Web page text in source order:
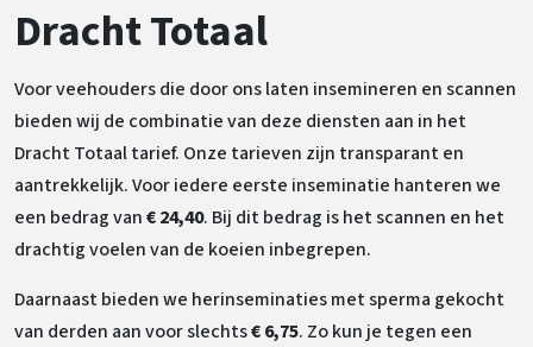
Dracht Totaal
Voor veehouders die door ons laten insemineren en scannen
bieden wij de combinatie van deze diensten aan in het
Dracht Totaal tarief. Onze tarieven zijn transparant en
aantrekkelijk. Voor iedere eerste inseminatie hanteren we
een bedrag van€ 24,40. Bij dit bedrag is het scannen en het
drachtig voelen van de koeien inbegrepen.
Daarnaast bieden we herinseminaties met sperma gekocht
van derden aan voor slechts€ 6,75. Zo kun je tegen een